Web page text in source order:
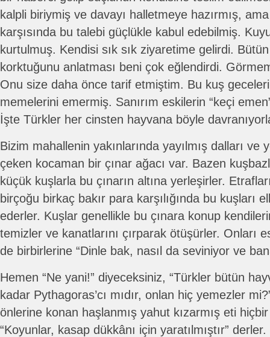
kalpli biriymiş ve davayı halletmeye hazırmış,
karşısında bu talebi güçlükle kabul edebilmiş.
kurtulmuş. Kendisi sık sık ziyaretime gelirdi.
korktuğunu anlatması beni çok eğlendirdi.
Onu size daha önce tarif etmiştim. Bu kuş
memelerini emermiş. Sanırım eskilerin “keçi
İşte Türkler her cinsten hayvana böyle
Bizim mahallenin yakınlarında yayılmış dalları ve
çeken kocaman bir çınar ağacı var. Bazen
küçük kuşlarla bu çınarın altına yerleşirler.
birçoğu birkaç bakır para karşılığında bu kuşları
ederler. Kuşlar genellikle bu çınara konup
temizler ve kanatlarını çırparak ötüşürler. Onları
de birbirlerine “Dinle bak, nasıl da seviniyor ve
Hemen “Ne yani!” diyeceksiniz, “Türkler bütün
kadar Pythagoras’cı mıdır, onlan hiç yemezler
önlerine konan haşlanmış yahut kızarmış eti
“Koyunlar, kasap dükkânı için yaratılmıştır”